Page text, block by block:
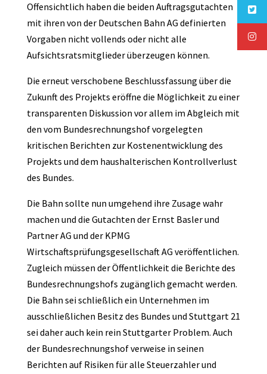
Offensichtlich haben die beiden Auftragsgutachten
mit ihren von der Deutschen Bahn AG definierten
Vorgaben nicht vollends oder nicht alle
Aufsichtsratsmitglieder überzeugen können.
Die erneut verschobene Beschlussfassung über die
Zukunft des Projekts eröffne die Möglichkeit zu einer
transparenten Diskussion vor allem im Abgleich mit
den vom Bundesrechnungshof vorgelegten
kritischen Berichten zur Kostenentwicklung des
Projekts und dem haushalterischen Kontrollverlust
des Bundes.
Die Bahn sollte nun umgehend ihre Zusage wahr
machen und die Gutachten der Ernst Basler und
Partner AG und der KPMG
Wirtschaftsprüfungsgesellschaft AG veröffentlichen.
Zugleich müssen der Öffentlichkeit die Berichte des
Bundesrechnungshofs zugänglich gemacht werden.
Die Bahn sei schließlich ein Unternehmen im
ausschließlichen Besitz des Bundes und Stuttgart 21
sei daher auch kein rein Stuttgarter Problem. Auch
der Bundesrechnungshof verweise in seinen
Berichten auf Risiken für alle Steuerzahler und